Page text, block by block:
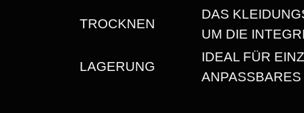
TROCKNEN
DAS
UM DIE
LAGERUNG
IDEAL FÜR